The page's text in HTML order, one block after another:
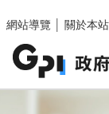
網站導覽
關於本站